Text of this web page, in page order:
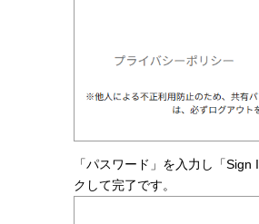
「パスワード」を入力し「Sign
クして完了です。